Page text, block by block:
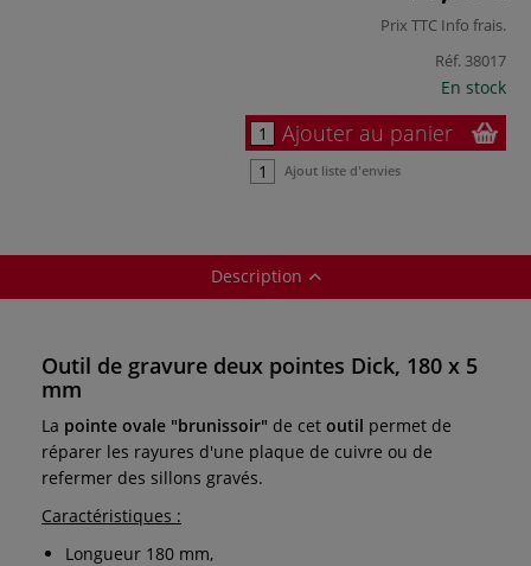
Prix TTC Info frais.
Réf. 38017
En stock
Ajouter au panier
Ajout liste d'envies
Description
Outil de gravure deux pointes Dick, 180 x 5
mm
La pointe ovale "brunissoir" de cet outil permet de
réparer les rayures d'une plaque de cuivre ou de
refermer des sillons gravés.
Caractéristiques :
Longueur 180 mm,